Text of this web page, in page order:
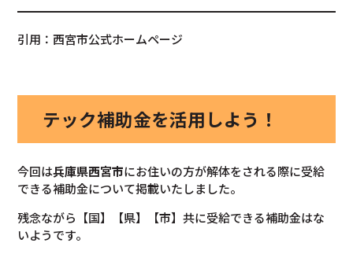
引用：西宮市公式ホームページ
テック補助金を活用しよう！
今回は兵庫県西宮市にお住いの方が解体をされる際に受給
できる補助金について掲載いたしました。
残念ながら【国】【県】【市】共に受給できる補助金はな
いようです。